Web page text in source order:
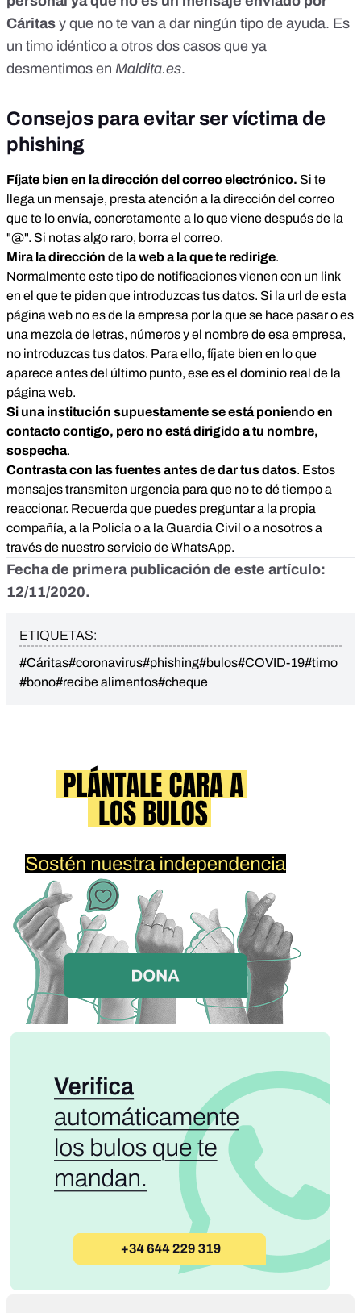
Cáritas y que no te van a dar ningún tipo de ayuda. Es
un timo idéntico a otros dos casos que ya
desmentimos en Maldita.es.
Consejos para evitar ser víctima de
phishing
Fíjate bien en la dirección del correo electrónico. Si te
llega un mensaje, presta atención a la dirección del correo
que te lo envía, concretamente a lo que viene después de la
"@". Si notas algo raro, borra el correo.
Mira la dirección de la web a la que te redirige.
Normalmente este tipo de notificaciones vienen con un link
en el que te piden que introduzcas tus datos. Si la url de esta
página web no es de la empresa por la que se hace pasar o es
una mezcla de letras, números y el nombre de esa empresa,
no introduzcas tus datos. Para ello, fíjate bien en lo que
aparece antes del último punto, ese es el dominio real de la
página web.
Si una institución supuestamente se está poniendo en
contacto contigo, pero no está dirigido a tu nombre,
sospecha.
Contrasta con las fuentes antes de dar tus datos. Estos
mensajes transmiten urgencia para que no te dé tiempo a
reaccionar. Recuerda que puedes preguntar a la propia
compañía, a la Policía o a la Guardia Civil o a nosotros a
través de nuestro servicio de WhatsApp.
Fecha de primera publicación de este artículo:
12/11/2020.
ETIQUETAS:
#Cáritas#coronavirus#phishing#bulos#COVID-19#timo
#bono#recibe alimentos#cheque